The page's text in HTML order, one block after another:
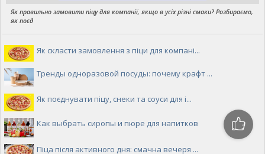
Як правильно замовити піцу для компанії, якщо в усіх різні смаки? Розбираємо,
як поєд
Як скласти замовлення з піци для компані...
Тренды одноразовой посуды: почему крафт ...
Як поєднувати піцу, снеки та соуси для і...
Как выбрать сиропы и пюре для напитков
Піца після активного дня: смачна вечеря ...